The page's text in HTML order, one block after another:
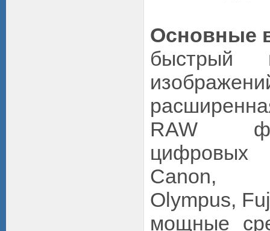
Основные
быстрый
RAW
Canon,
Olympus,
мощные